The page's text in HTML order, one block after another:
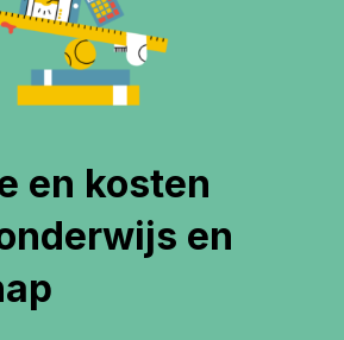
en kosten
en